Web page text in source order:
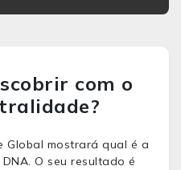
com o
Global mostrará qual é a
O seu resultado é